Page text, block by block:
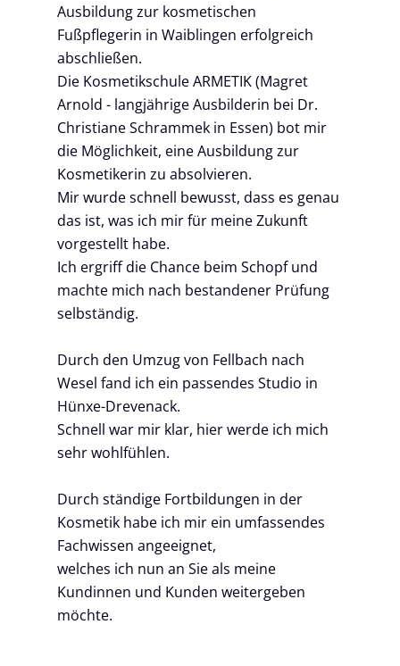
Ausbildung zur kosmetischen
Fußpflegerin in Waiblingen erfolgreich
abschließen.
Die Kosmetikschule ARMETIK (Magret
Arnold - langjährige Ausbilderin bei Dr.
Christiane Schrammek in Essen) bot mir
die Möglichkeit, eine Ausbildung zur
Kosmetikerin zu absolvieren.
Mir wurde schnell bewusst, dass es genau
das ist, was ich mir für meine Zukunft
vorgestellt habe.
Ich ergriff die Chance beim Schopf und
machte mich nach bestandener Prüfung
selbständig.
Durch den Umzug von Fellbach nach
Wesel fand ich ein passendes Studio in
Hünxe-Drevenack.
Schnell war mir klar, hier werde ich mich
sehr wohlfühlen.
Durch ständige Fortbildungen in der
Kosmetik habe ich mir ein umfassendes
Fachwissen angeeignet,
welches ich nun an Sie als meine
Kundinnen und Kunden weitergeben
möchte.